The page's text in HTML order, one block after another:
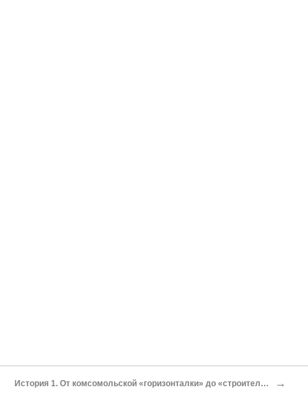
История 1. От комсомольской «горизонталки» до «строительницы коммунизма» →